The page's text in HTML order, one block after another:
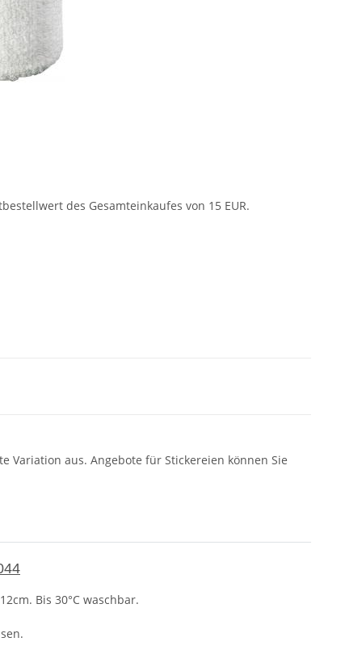
des Gesamteinkaufes von 15 EUR.
Variation aus. Angebote für Stickereien können Sie
Bis 30°C waschbar.